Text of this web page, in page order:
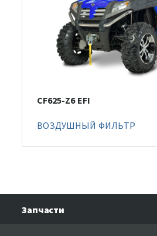
CF625-Z6 EFI
ВОЗДУШНЫЙ ФИЛЬТР
Запчасти